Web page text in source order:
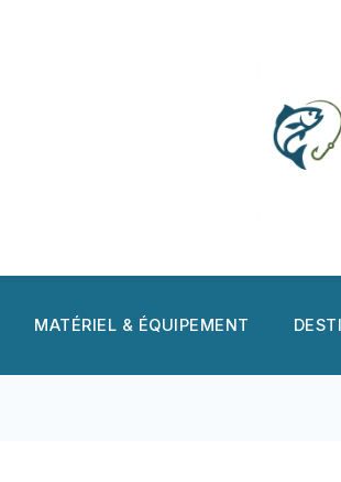
MATÉRIEL & ÉQUIPEMENT